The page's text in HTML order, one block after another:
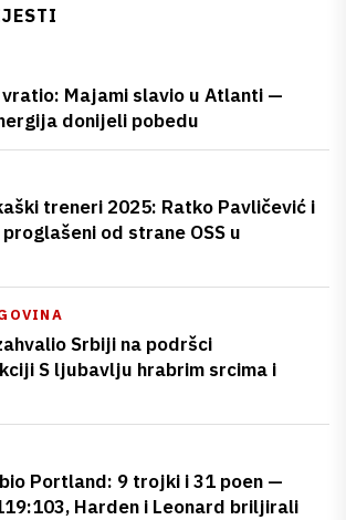
Majami slavio u Atlanti —
donijeli pobedu
treneri 2025: Ratko Pavličević i
od strane OSS u
Srbiji na podršci
S ljubavlju hrabrim srcima i
Portland: 9 trojki i 31 poen —
Harden i Leonard briljirali